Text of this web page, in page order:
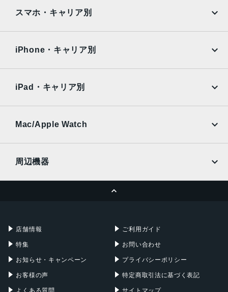
AQUOS
OPPO Android
Surface
Xiaomi Tablet
スマホ・キャリア別
Ymobile
UQmobile
iPhone・キャリア別
Ymobile
UQmobile
iPad・キャリア別
Mac/Apple Watch
周辺機器
店舗情報
特集
お知らせ・キャンペーン
お客様の声
ご利用ガイド
お問い合わせ
プライバシーポリシー
特定商取引法に基づく表記